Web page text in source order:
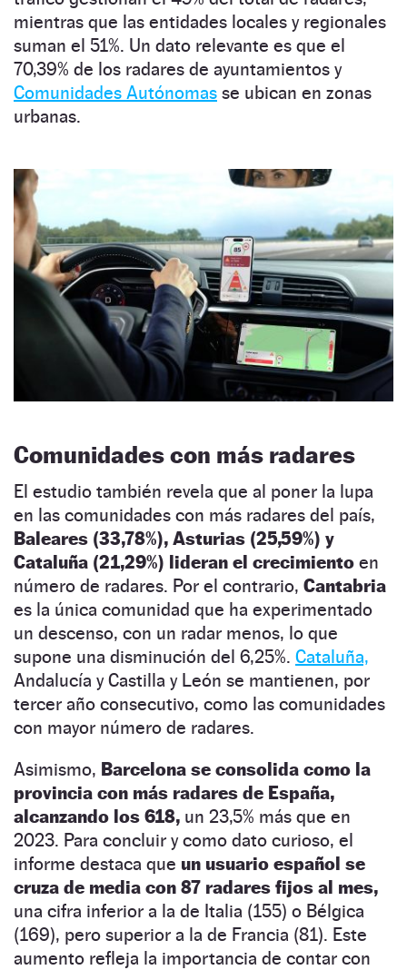
mientras que las entidades locales y regionales
suman el 51%. Un dato relevante es que el
70,39% de los radares de ayuntamientos y
Comunidades Autónomas se ubican en zonas
urbanas.
Comunidades con más radares
El estudio también revela que al poner la lupa
en las comunidades con más radares del país,
Baleares (33,78%), Asturias (25,59%) y
Cataluña (21,29%) lideran el crecimiento en
número de radares. Por el contrario, Cantabria
es la única comunidad que ha experimentado
un descenso, con un radar menos, lo que
supone una disminución del 6,25%. Cataluña,
Andalucía y Castilla y León se mantienen, por
tercer año consecutivo, como las comunidades
con mayor número de radares.
Asimismo, Barcelona se consolida como la
provincia con más radares de España,
alcanzando los 618, un 23,5% más que en
2023. Para concluir y como dato curioso, el
informe destaca que un usuario español se
cruza de media con 87 radares fijos al mes,
una cifra inferior a la de Italia (155) o Bélgica
(169), pero superior a la de Francia (81). Este
aumento refleja la importancia de contar con